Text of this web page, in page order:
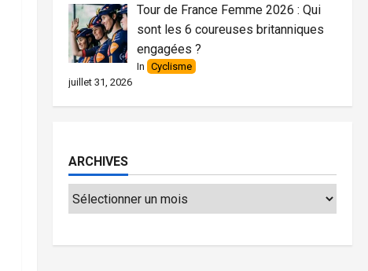
Tour de France Femme 2026 : Qui
sont les 6 coureuses britanniques
engagées ?
In Cyclisme
juillet 31, 2026
ARCHIVES